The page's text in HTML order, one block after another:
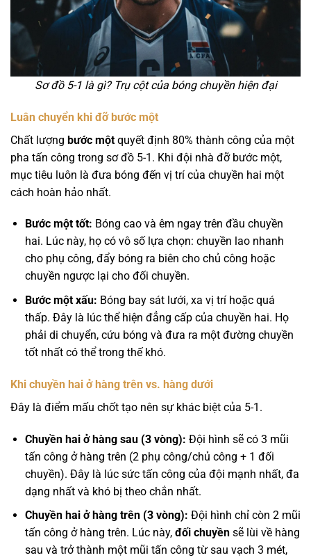
Sơ đồ 5-1 là gì? Trụ cột của bóng chuyền hiện đại
Luân chuyển khi đỡ bước một
Chất lượng bước một quyết định 80% thành công của một
pha tấn công trong sơ đồ 5-1. Khi đội nhà đỡ bước một,
mục tiêu luôn là đưa bóng đến vị trí của chuyền hai một
cách hoàn hảo nhất.
Bước một tốt: Bóng cao và êm ngay trên đầu chuyền
hai. Lúc này, họ có vô số lựa chọn: chuyền lao nhanh
cho phụ công, đẩy bóng ra biên cho chủ công hoặc
chuyền ngược lại cho đối chuyền.
Bước một xấu: Bóng bay sát lưới, xa vị trí hoặc quá
thấp. Đây là lúc thể hiện đẳng cấp của chuyền hai. Họ
phải di chuyển, cứu bóng và đưa ra một đường chuyền
tốt nhất có thể trong thế khó.
Khi chuyền hai ở hàng trên vs. hàng dưới
Đây là điểm mấu chốt tạo nên sự khác biệt của 5-1.
Chuyền hai ở hàng sau (3 vòng): Đội hình sẽ có 3 mũi
tấn công ở hàng trên (2 phụ công/chủ công + 1 đối
chuyền). Đây là lúc sức tấn công của đội mạnh nhất, đa
dạng nhất và khó bị theo chắn nhất.
Chuyền hai ở hàng trên (3 vòng): Đội hình chỉ còn 2 mũi
tấn công ở hàng trên. Lúc này, đối chuyềnsẽ lùi về hàng
sau và trở thành một mũi tấn công từ sau vạch 3 mét,